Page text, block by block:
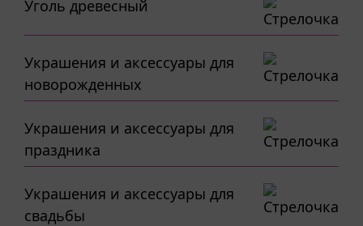
Уголь древесный
Украшения и аксессуары для
новорожденных
Украшения и аксессуары для
праздника
Украшения и аксессуары для
свадьбы